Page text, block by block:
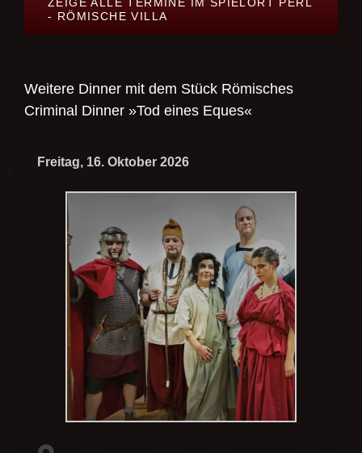
- RÖMISCHE VILLA
Weitere Dinner mit dem Stück Römisches
Criminal Dinner »Tod eines Eques«
Freitag, 16. Oktober 2026